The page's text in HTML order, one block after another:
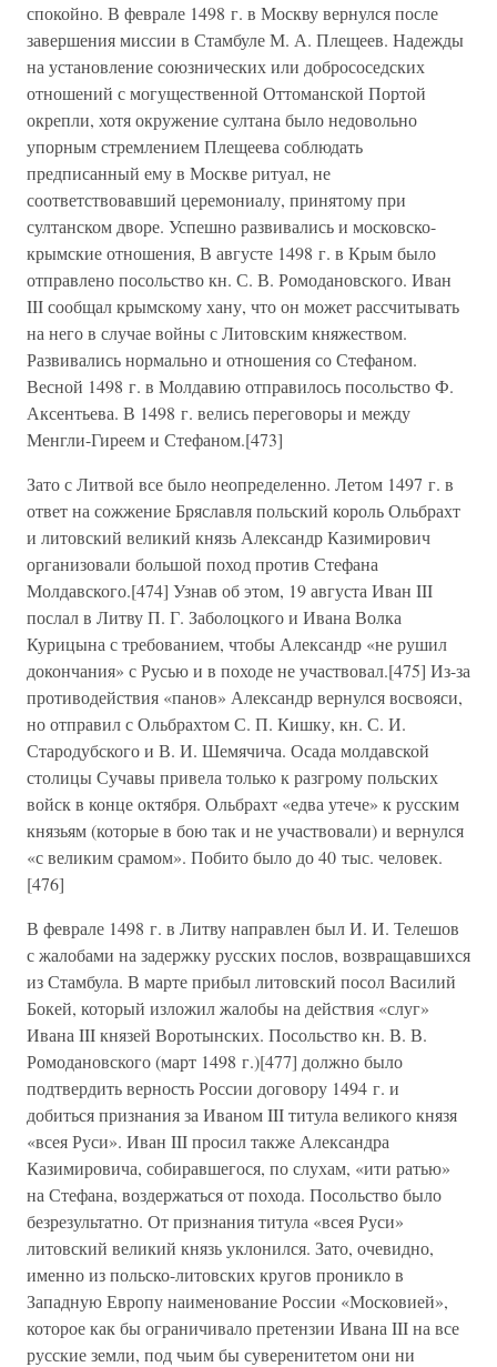
спокойно. В феврале 1498 г. в Москву вернулся после
завершения миссии в Стамбуле М. А. Плещеев. Надежды
на установление союзнических или добрососедских
отношений с могущественной Оттоманской Портой
окрепли, хотя окружение султана было недовольно
упорным стремлением Плещеева соблюдать
предписанный ему в Москве ритуал, не
соответствовавший церемониалу, принятому при
султанском дворе. Успешно развивались и московско-
крымские отношения, В августе 1498 г. в Крым было
отправлено посольство кн. С. В. Ромодановского. Иван
III сообщал крымскому хану, что он может рассчитывать
на него в случае войны с Литовским княжеством.
Развивались нормально и отношения со Стефаном.
Весной 1498 г. в Молдавию отправилось посольство Ф.
Аксентьева. В 1498 г. велись переговоры и между
Менгли-Гиреем и Стефаном.[473]
Зато с Литвой все было неопределенно. Летом 1497 г. в
ответ на сожжение Бряславля польский король Ольбрахт
и литовский великий князь Александр Казимирович
организовали большой поход против Стефана
Молдавского.[474] Узнав об этом, 19 августа Иван III
послал в Литву П. Г. Заболоцкого и Ивана Волка
Курицына с требованием, чтобы Александр «не рушил
докончания» с Русью и в походе не участвовал.[475] Из-за
противодействия «панов» Александр вернулся восвояси,
но отправил с Ольбрахтом С. П. Кишку, кн. С. И.
Стародубского и В. И. Шемячича. Осада молдавской
столицы Сучавы привела только к разгрому польских
войск в конце октября. Ольбрахт «едва утече» к русским
князьям (которые в бою так и не участвовали) и вернулся
«с великим срамом». Побито было до 40 тыс. человек.
[476]
В феврале 1498 г. в Литву направлен был И. И. Телешов
с жалобами на задержку русских послов, возвращавшихся
из Стамбула. В марте прибыл литовский посол Василий
Бокей, который изложил жалобы на действия «слуг»
Ивана III князей Воротынских. Посольство кн. В. В.
Ромодановского (март 1498 г.)[477] должно было
подтвердить верность России договору 1494 г. и
добиться признания за Иваном III титула великого князя
«всея Руси». Иван III просил также Александра
Казимировича, собиравшегося, по слухам, «ити ратью»
на Стефана, воздержаться от похода. Посольство было
безрезультатно. От признания титула «всея Руси»
литовский великий князь уклонился. Зато, очевидно,
именно из польско-литовских кругов проникло в
Западную Европу наименование России «Московией»,
которое как бы ограничивало претензии Ивана III на все
русские земли, под чьим бы суверенитетом они ни